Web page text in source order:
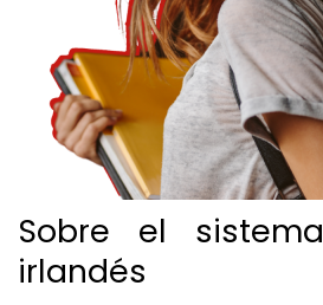
Sobre el
irlandés